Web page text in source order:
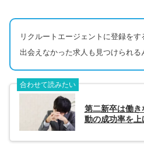
リクルートエージェントに登録をす
出会えなかった求人も見つけられる
合わせて読みたい
第二新卒は働
動の成功率を